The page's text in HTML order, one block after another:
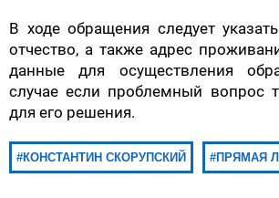
В ходе обращения следует
отчество, а также адрес
данные для осуществления
случае если проблемный вопрос
для его решения.
КОНСТАНТИН СКОРУПСКИЙ ПРЯМАЯ